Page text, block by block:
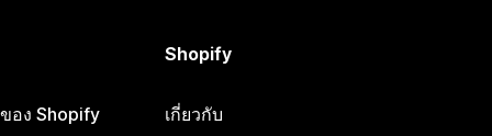
อง Shopify
Shopify
เกี่ยวกับ